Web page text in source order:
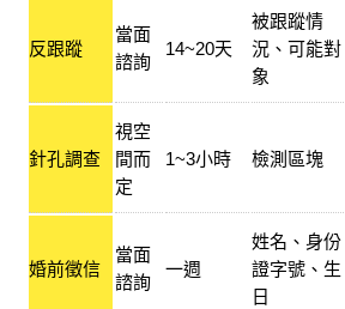
反跟蹤
當面
諮詢
14~20天
被跟蹤情
況、可能對
象
針孔調查
視空
間而
定
1~3小時 檢測區塊
婚前徵信
當面
諮詢
一週
姓名、身份
證字號、生
日